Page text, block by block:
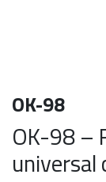
OK-98
OK-98 –
universal